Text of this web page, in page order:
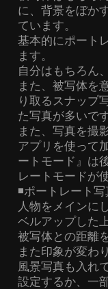
に、背景をぼか
ています。
基本的にポート
ます。
自分はもちろん
また、被写体を
り取るスナップ
た写真が多いで
また、写真を撮
アプリを使って
ートモード』は
レートモードが
◾️ポートレート
人物をメインに
ベルアップした
被写体との距離
また印象が変わ
風景写真も入れ
設定するか、一